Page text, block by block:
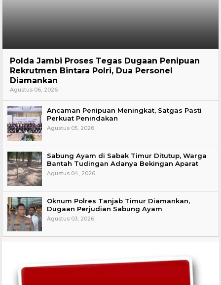
Polda Jambi Proses Tegas Dugaan Penipuan
Rekrutmen Bintara Polri, Dua Personel
Diamankan
Agustus 06, 2026
Ancaman Penipuan Meningkat, Satgas Pasti
Perkuat Penindakan
Agustus 05, 2026
Sabung Ayam di Sabak Timur Ditutup, Warga
Bantah Tudingan Adanya Bekingan Aparat
Agustus 04, 2026
Oknum Polres Tanjab Timur Diamankan,
Dugaan Perjudian Sabung Ayam
Agustus 03, 2026